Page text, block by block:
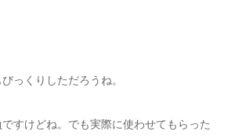
っくりしただろうね。
すけどね。でも実際に使わせてもらった